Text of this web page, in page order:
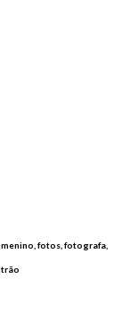
fotos, fotografa,